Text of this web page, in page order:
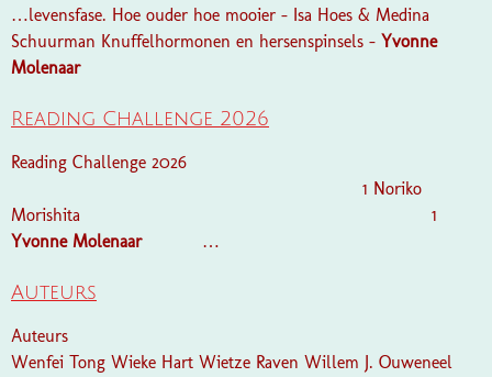
…levensfase. Hoe ouder hoe mooier - Isa Hoes & Medina
Schuurman Knuffelhormonen en hersenspinsels - Yvonne
Molenaar
Reading Challenge 2026
Reading Challenge 2026
1 Noriko
Morishita 1
Yvonne Molenaar…
Auteurs
Auteurs
Wenfei Tong Wieke Hart Wietze Raven Willem J. Ouweneel